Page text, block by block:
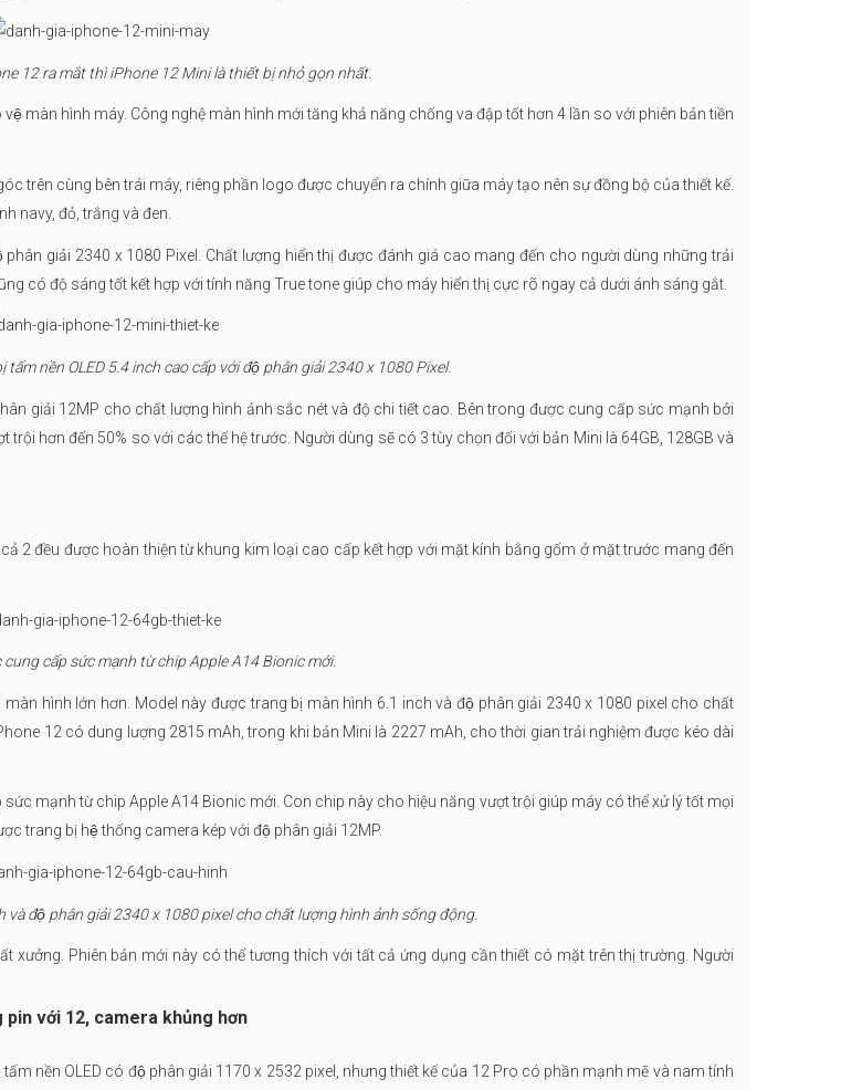
12 ra mắt thì iPhone 12 Mini là thiết bị nhỏ gọn nhất.
màn hình máy. Công nghệ màn hình mới tăng khả năng chống va đập tốt hơn 4 lần so với phiên bản tiền
trên cùng bên trái máy, riêng phần logo được chuyển ra chính giữa máy tạo nên sự đồng bộ của thiết kế.
navy, đỏ, trắng và đen.
giải 2340 x 1080 Pixel. Chất lượng hiển thị được đánh giá cao mang đến cho người dùng những trải
có độ sáng tốt kết hợp với tính năng True tone giúp cho máy hiển thị cực rõ ngay cả dưới ánh sáng gắt.
nền OLED 5.4 inch cao cấp với độ phân giải 2340 x 1080 Pixel.
giải 12MP cho chất lượng hình ảnh sắc nét và độ chi tiết cao. Bên trong được cung cấp sức mạnh bởi
hơn đến 50% so với các thế hệ trước. Người dùng sẽ có 3 tùy chọn đối với bản Mini là 64GB, 128GB và
2 đều được hoàn thiện từ khung kim loại cao cấp kết hợp với mặt kính bằng gốm ở mặt trước mang đến
cấp sức mạnh từ chip Apple A14 Bionic mới.
hình lớn hơn. Model này được trang bị màn hình 6.1 inch và độ phân giải 2340 x 1080 pixel cho chất
12 có dung lượng 2815 mAh, trong khi bản Mini là 2227 mAh, cho thời gian trải nghiệm được kéo dài
mạnh từ chip Apple A14 Bionic mới. Con chip này cho hiệu năng vượt trội giúp máy có thể xử lý tốt mọi
trang bị hệ thống camera kép với độ phân giải 12MP.
độ phân giải 2340 x 1080 pixel cho chất lượng hình ảnh sống động.
xưởng. Phiên bản mới này có thể tương thích với tất cả ứng dụng cần thiết có mặt trên thị trường. Người
với 12, camera khủng hơn
nền OLED có độ phân giải 1170 x 2532 pixel, nhưng thiết kế của 12 Pro có phần mạnh mẽ và nam tính